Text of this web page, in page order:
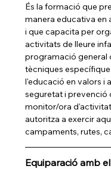
És la formació que
manera educativa en
i que capacita per
activitats de lleure
programació general
tècniques
l'educació en valors i
seguretat i prevenció
monitor/ora
autoritza a exercir
campaments, rutes,
Equiparació amb